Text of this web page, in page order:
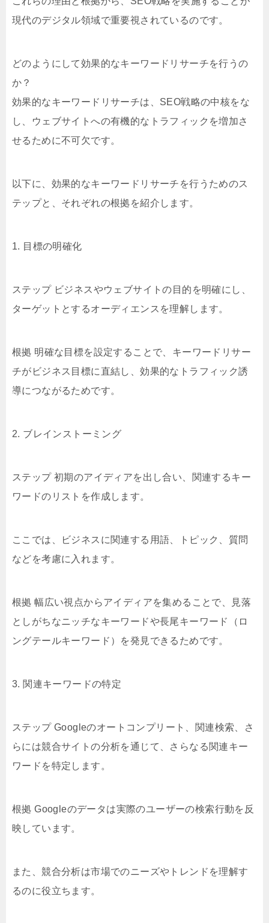
現代のデジタル領域で重要視されているのです。
どのようにして効果的なキーワードリサーチを行うの
か？
効果的なキーワードリサーチは、SEO戦略の中核をな
し、ウェブサイトへの有機的なトラフィックを増加さ
せるために不可欠です。
以下に、効果的なキーワードリサーチを行うためのス
テップと、それぞれの根拠を紹介します。
1. 目標の明確化
ステップ ビジネスやウェブサイトの目的を明確にし、
ターゲットとするオーディエンスを理解します。
根拠 明確な目標を設定することで、キーワードリサー
チがビジネス目標に直結し、効果的なトラフィック誘
導につながるためです。
2. ブレインストーミング
ステップ 初期のアイディアを出し合い、関連するキー
ワードのリストを作成します。
ここでは、ビジネスに関連する用語、トピック、質問
などを考慮に入れます。
根拠 幅広い視点からアイディアを集めることで、見落
としがちなニッチなキーワードや長尾キーワード（ロ
ングテールキーワード）を発見できるためです。
3. 関連キーワードの特定
ステップ Googleのオートコンプリート、関連検索、さ
らには競合サイトの分析を通じて、さらなる関連キー
ワードを特定します。
根拠 Googleのデータは実際のユーザーの検索行動を反
映しています。
また、競合分析は市場でのニーズやトレンドを理解す
るのに役立ちます。